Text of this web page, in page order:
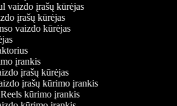
vaizdo įrašų kūrėjas
įrašų kūrėjas
vaizdo kūrėjas
įrankis
įrašų kūrėjas
įrašų kūrimo įrankis
Reels kūrimo įrankis